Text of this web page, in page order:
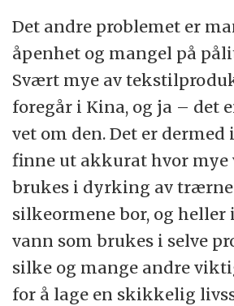
Det andre problemet er
åpenhet og mangel på
Svært mye av
foregår i Kina, og ja – det
vet om den. Det er
finne ut akkurat hvor mye
brukes i dyrking av
silkeormene bor, og
vann som brukes i selve
silke og mange andre
for å lage en skikkelig